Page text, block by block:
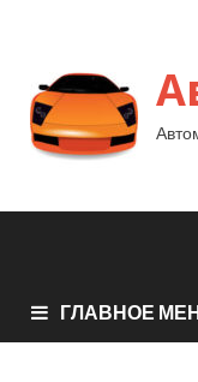
ГЛАВНОЕ